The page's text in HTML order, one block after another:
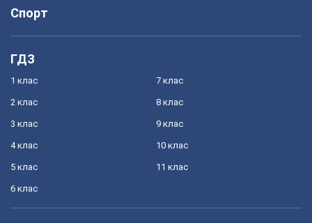
Спорт
ГДЗ
1 клас
2 клас
3 клас
4 клас
5 клас
6 клас
7 клас
8 клас
9 клас
10 клас
11 клас